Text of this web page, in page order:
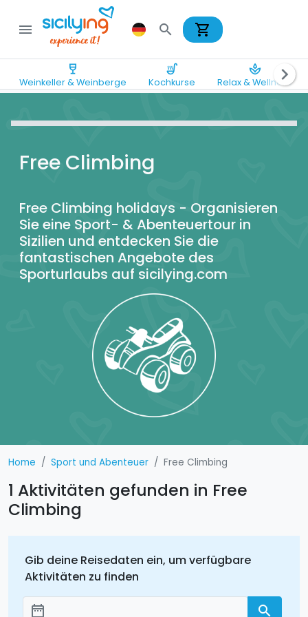
menu search shopping_cart
wine_bar
Weinkeller & Weinberge
soup_kitchen
Kochkurse
spa
Relax & Wellness
chevron_right
Free Climbing
Free Climbing holidays - Organisieren
Sie eine Sport- & Abenteuertour in
Sizilien und entdecken Sie die
fantastischen Angebote des
Sporturlaubs auf sicilying.com
Home Sport und Abenteuer Free Climbing
1 Aktivitäten gefunden in Free
Climbing
Gib deine Reisedaten ein, um verfügbare
Aktivitäten zu finden
date_range search